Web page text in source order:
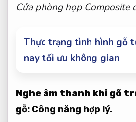
Cửa phòng họp Composite
Thực trạng tình hình gỗ
nay tối ưu không gian
Nghe âm thanh khi gõ
gỗ: Công năng hợp lý.